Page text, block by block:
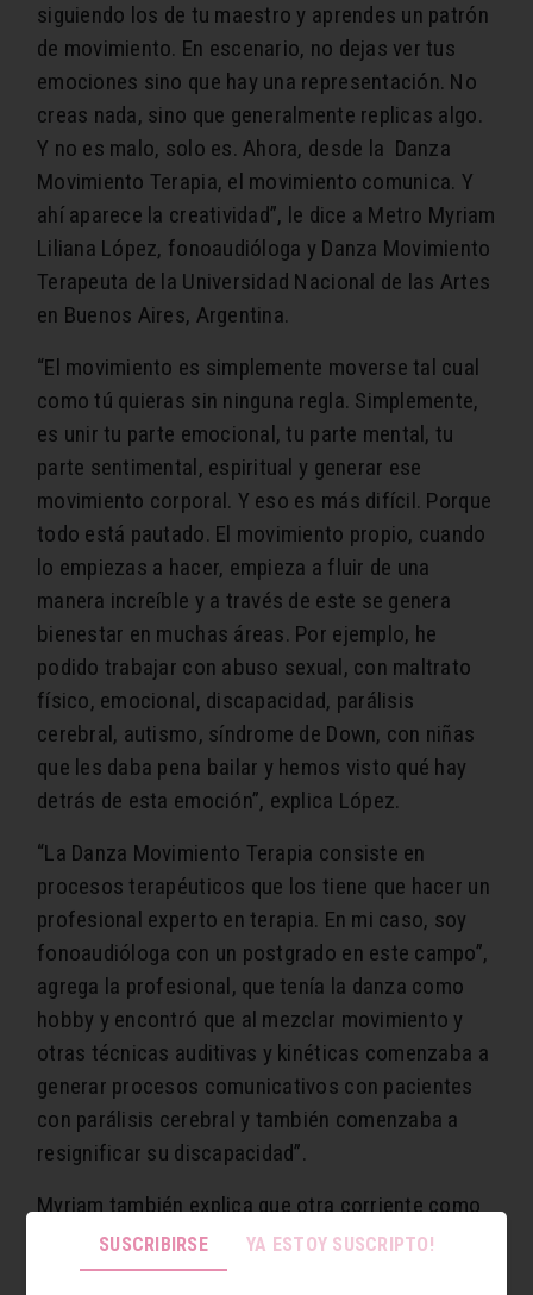
siguiendo los de tu maestro y aprendes un patrón
de movimiento. En escenario, no dejas ver tus
emociones sino que hay una representación. No
creas nada, sino que generalmente replicas algo.
Y no es malo, solo es. Ahora, desde la Danza
Movimiento Terapia, el movimiento comunica. Y
ahí aparece la creatividad”, le dice a Metro Myriam
Liliana López, fonoaudióloga y Danza Movimiento
Terapeuta de la Universidad Nacional de las Artes
en Buenos Aires, Argentina.
“El movimiento es simplemente moverse tal cual
como tú quieras sin ninguna regla. Simplemente,
es unir tu parte emocional, tu parte mental, tu
parte sentimental, espiritual y generar ese
movimiento corporal. Y eso es más difícil. Porque
todo está pautado. El movimiento propio, cuando
lo empiezas a hacer, empieza a fluir de una
manera increíble y a través de este se genera
bienestar en muchas áreas. Por ejemplo, he
podido trabajar con abuso sexual, con maltrato
físico, emocional, discapacidad, parálisis
cerebral, autismo, síndrome de Down, con niñas
que les daba pena bailar y hemos visto qué hay
detrás de esta emoción”, explica López.
“La Danza Movimiento Terapia consiste en
procesos terapéuticos que los tiene que hacer un
profesional experto en terapia. En mi caso, soy
fonoaudióloga con un postgrado en este campo”,
agrega la profesional, que tenía la danza como
hobby y encontró que al mezclar movimiento y
otras técnicas auditivas y kinéticas comenzaba a
generar procesos comunicativos con pacientes
con parálisis cerebral y también comenzaba a
resignificar su discapacidad”.
Myriam también explica que otra corriente como
la Danza Integrada, también popular, consiste en
aprender otro estilo de danza y hay participantes
SUSCRIBIRSE YA ESTOY SUSCRIPTO!